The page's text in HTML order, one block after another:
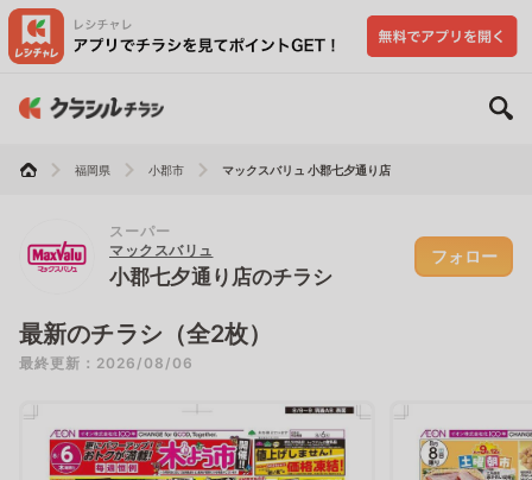
福岡県 小郡市 マックスバリュ 小郡七夕通り店
スーパー
マックスバリュ
小郡七夕通り店のチラシ
フォロー
最新のチラシ（全2枚）
最終更新：2026/08/06